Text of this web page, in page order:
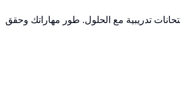
تدريبية مع الحلول. طور مهاراتك وحقق